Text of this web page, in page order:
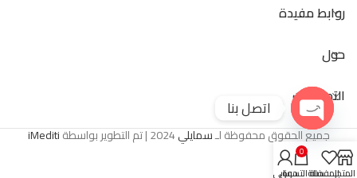
روابط مفيدة
حول
التصنيفات
جميع الحقوق محفوظة لـسمايلي2024 | تم التطوير بواسطة iMediti
المتجرالمفضلة
0
سلة التسوق
حسابي
اتصل بنا
Open
chaty